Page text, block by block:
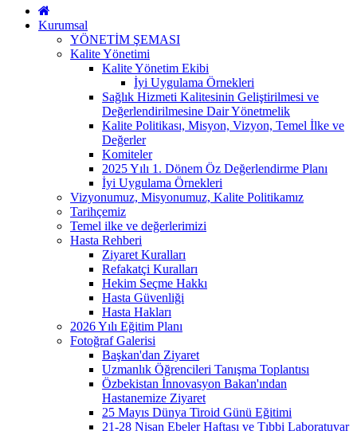
Kurumsal
YÖNETİM ŞEMASI
Kalite Yönetimi
Kalite Yönetim Ekibi
İyi Uygulama Örnekleri
Sağlık Hizmeti Kalitesinin Geliştirilmesi ve
Değerlendirilmesine Dair Yönetmelik
Kalite Politikası, Misyon, Vizyon, Temel İlke ve
Değerler
Komiteler
2025 Yılı 1. Dönem Öz Değerlendirme Planı
İyi Uygulama Örnekleri
Vizyonumuz, Misyonumuz, Kalite Politikamız
Tarihçemiz
Temel ilke ve değerlerimizi
Hasta Rehberi
Ziyaret Kuralları
Refakatçi Kuralları
Hekim Seçme Hakkı
Hasta Güvenliği
Hasta Hakları
2026 Yılı Eğitim Planı
Fotoğraf Galerisi
Başkan'dan Ziyaret
Uzmanlık Öğrencileri Tanışma Toplantısı
Özbekistan İnnovasyon Bakan'ından
Hastanemize Ziyaret
25 Mayıs Dünya Tiroid Günü Eğitimi
21-28 Nisan Ebeler Haftası ve Tıbbi Laboratuvar